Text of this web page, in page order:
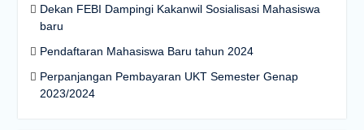
Dekan FEBI Dampingi Kakanwil Sosialisasi Mahasiswa
baru
Pendaftaran Mahasiswa Baru tahun 2024
Perpanjangan Pembayaran UKT Semester Genap
2023/2024